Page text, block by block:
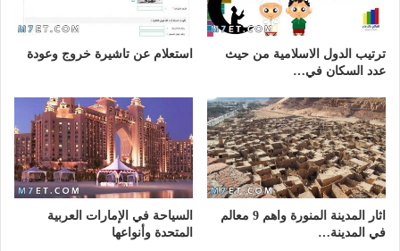
ترتيب الدول الاسلامية من حيث
عدد السكان في…
استعلام عن تاشيرة خروج وعودة
اثار المدينة المنورة واهم 9 معالم
في المدينة…
السياحة في الإمارات العربية
المتحدة وأنواعها